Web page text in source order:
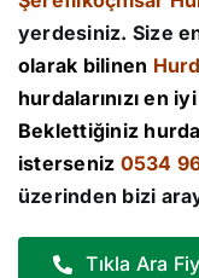
yerdesiniz. Size
olarak bilinen
hurdalarınızı en
Beklettiğiniz
isterseniz 0534
üzerinden bizi
Tıkla Ara